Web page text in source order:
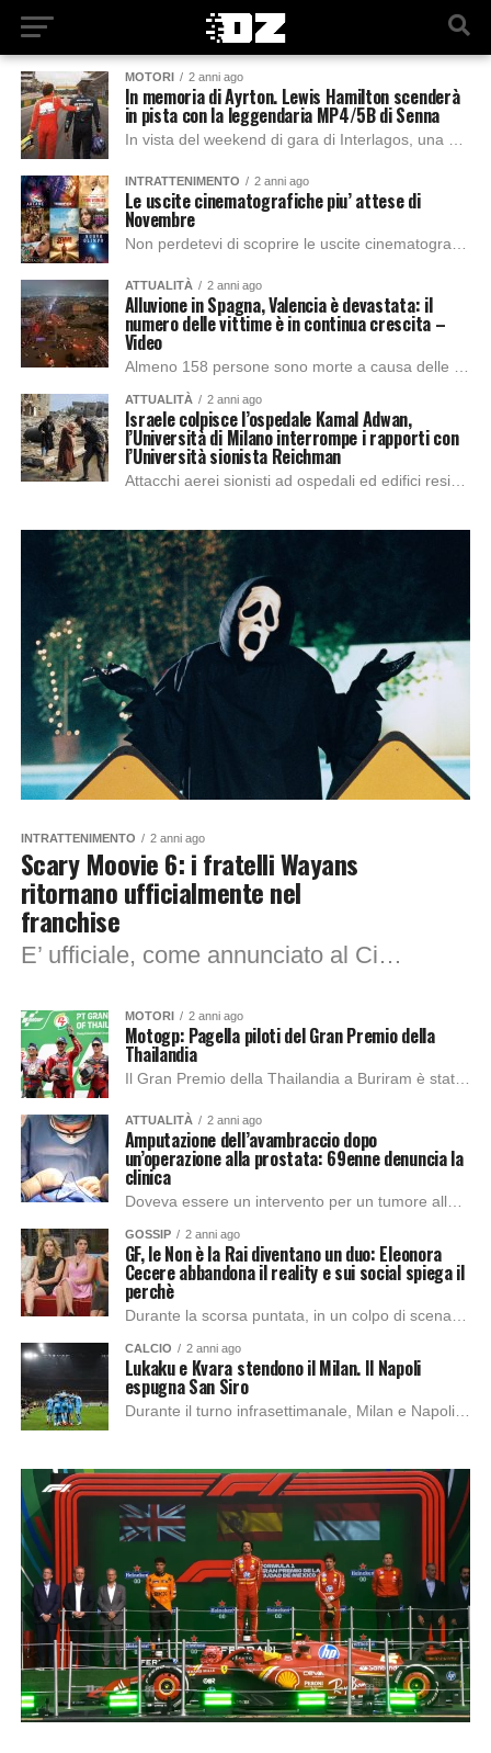
MOTORI 2 anni ago
In memoria di Ayrton. Lewis Hamilton scenderà
in pista con la leggendaria MP4/5B di Senna
INTRATTENIMENTO 2 anni ago
Le uscite cinematografiche piu’ attese di
Novembre
ATTUALITÀ 2 anni ago
Alluvione in Spagna, Valencia è devastata: il
numero delle vittime è in continua crescita –
Video
ATTUALITÀ 2 anni ago
Israele colpisce l’ospedale Kamal Adwan,
l’Università di Milano interrompe i rapporti con
l’Università sionista Reichman
INTRATTENIMENTO 2 anni ago
Scary Moovie 6: i fratelli Wayans
ritornano ufficialmente nel
franchise
E’ ufficiale, come annunciato al CinemaCon, i sesto capitolo di Scary Movie è in fase di produzione e torneranno sul set dopo quasi 20 anni gli...
MOTORI 2 anni ago
Motogp: Pagella piloti del Gran Premio della
Thailandia
Il Gran Premio della Thailandia a Buriram è stato caratterizzato da molte cadute, come quella di Marc Marquez, il quale mentre combatteva per la seconda posizione...
ATTUALITÀ 2 anni ago
Amputazione dell’avambraccio dopo
un’operazione alla prostata: 69enne denuncia la
clinica
Doveva essere un intervento per un tumore alla prostata, ma è terminato con l’amputazione dell’avambraccio destro. È quanto denunciato alla Procura di Monza da un 69enne...
GOSSIP 2 anni ago
GF, le Non è la Rai diventano un duo: Eleonora
Cecere abbandona il reality e sui social spiega il
perchè
Durante la scorsa puntata, in un colpo di scena che ha lasciato tutti a bocca aperta, Eleonora Cecere ha deciso di abbandonare la Casa del Grande...
CALCIO 2 anni ago
Lukaku e Kvara stendono il Milan. Il Napoli
espugna San Siro
Durante il turno infrasettimanale, Milan e Napoli si sfidano a San Siro per il big match della decima giornata. Gli azzurri con l’obiettivo di tenere saldo...